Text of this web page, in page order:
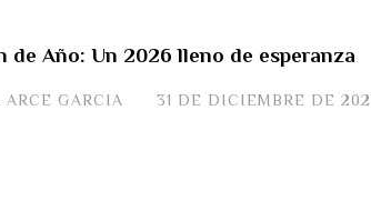
de Año: Un 2026 lleno de esperanza
GARCIA 31 DE DICIEMBRE DE